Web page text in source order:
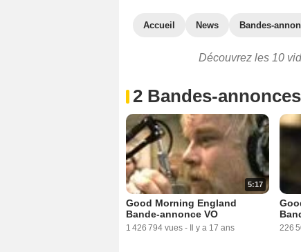
Accueil News Bandes-
Découvrez les 10
2 Bandes-
5:17
Good Morning England
Bande-annonce VO
1 426 794 vues - Il y a 17 ans 226